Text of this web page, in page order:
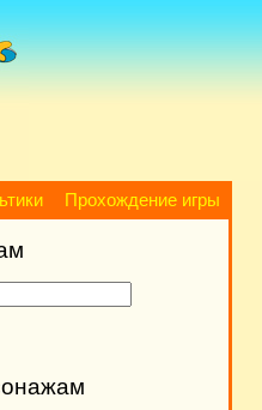
Прохождение игры